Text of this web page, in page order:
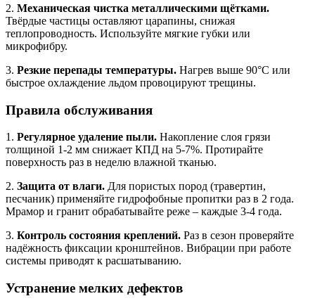
2. Механическая чистка металлическими щётками.
Твёрдые частицы оставляют царапины, снижая
теплопроводность. Используйте мягкие губки или
микрофибру.
3. Резкие перепады температуры. Нагрев выше 90°C или
быстрое охлаждение льдом провоцируют трещины.
Правила обслуживания
1. Регулярное удаление пыли. Накопление слоя грязи
толщиной 1-2 мм снижает КПД на 5-7%. Протирайте
поверхность раз в неделю влажной тканью.
2. Защита от влаги. Для пористых пород (травертин,
песчаник) применяйте гидрофобные пропитки раз в 2 года.
Мрамор и гранит обрабатывайте реже – каждые 3-4 года.
3. Контроль состояния креплений. Раз в сезон проверяйте
надёжность фиксации кронштейнов. Вибрации при работе
системы приводят к расшатыванию.
Устранение мелких дефектов